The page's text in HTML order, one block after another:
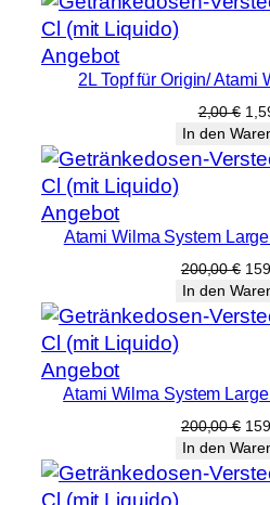
AngebotProdukt
im
2L Topf für Origin/ Atami
2,00€
In den
AngebotProdukt
im
Angebot
Atami Wilma System
200,00€
In den
AngebotProdukt
im
Angebot
Atami Wilma System
200,00€
In den